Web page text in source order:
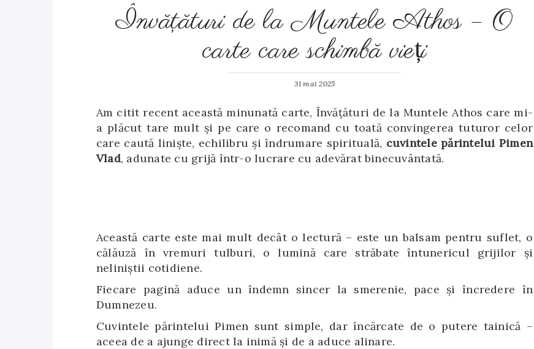
Învăţături de la Muntele Athos – O
carte care schimbă vieți
31 mai 2025
Am citit recent această minunată carte, Învăţături de la Muntele Athos care mi-
a plăcut tare mult și pe care o recomand cu toată convingerea tuturor celor
care caută liniște, echilibru și îndrumare spirituală, cuvintele părintelui Pimen
Vlad, adunate cu grijă într-o lucrare cu adevărat binecuvântată.
Această carte este mai mult decât o lectură – este un balsam pentru suflet, o
călăuză în vremuri tulburi, o lumină care străbate întunericul grijilor și
neliniștii cotidiene.
Fiecare pagină aduce un îndemn sincer la smerenie, pace și încredere în
Dumnezeu.
Cuvintele părintelui Pimen sunt simple, dar încărcate de o putere tainică –
aceea de a ajunge direct la inimă și de a aduce alinare.